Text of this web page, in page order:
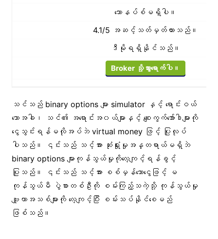
ဘောနပ်စ်မရှိပါ။
4.1/5 အဆင့်သတ်မှတ်ထားသည်။
ဒီမိုရရှိနိုင်သည်။
Broker သို့သွားရောက်ပါ။
သင်သည် binary options များ simulator နှင့် ရောင်းဝယ်
သောအခါ၊ သင်၏ အရောင်းအ၀ယ်များနှင့် စျေးကွက်အော်ဒါများကို
ငွေသွင်းရန်မလိုအပ်ဘဲ virtual money ဖြင့် ပြုလုပ်
ပါသည်။ ၎င်းသည် သင့်အား ဆုံးရှုံးမှုအန္တရာယ်မရှိဘဲ
binary options များကုန်သွယ်မှုကိုလေ့ကျင့်ရန်ခွင့်
ပြုသည်။ ၎င်းသည် သင့်အား စစ်မှန်သောငွေဖြင့် မ
ကုန်သွယ်မီ ပွဲစားတစ်ဦးကို စမ်းကြည့်သကဲ့သို့ ကုန်သွယ်မှု
ဗျူဟာအသစ်များကို လေ့ကျင့်ပြီး စမ်းသပ်နိုင်စေမည်
ဖြစ်သည်။